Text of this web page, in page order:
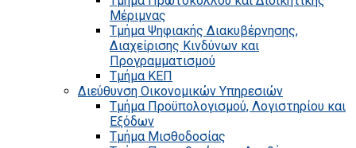
Μέριμνας
Τμήμα Ψηφιακής Διακυβέρνησης,
Διαχείρισης Κινδύνων και
Προγραμματισμού
Τμήμα ΚΕΠ
Διεύθυνση Οικονομικών Υπηρεσιών
Τμήμα Προϋπολογισμού, Λογιστηρίου και
Εξόδων
Τμήμα Μισθοδοσίας